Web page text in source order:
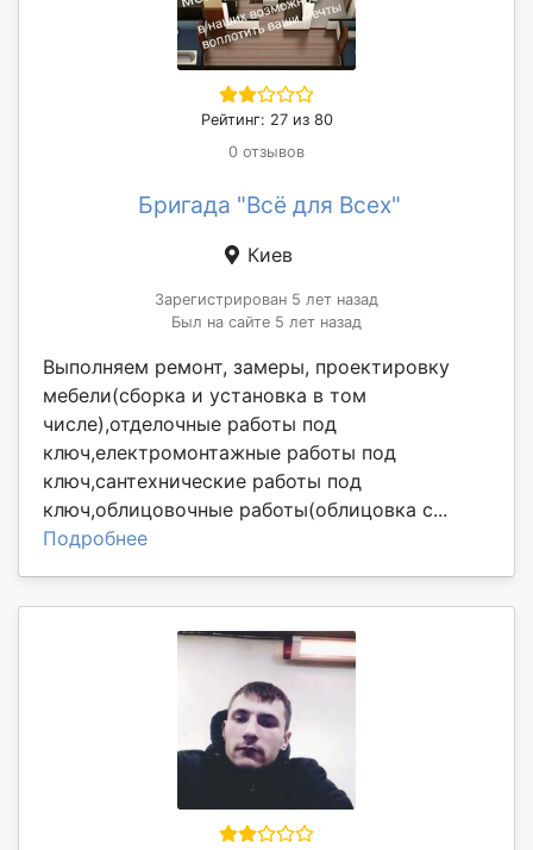
Рейтинг: 27 из 80
0 отзывов
Бригада "Всё для Всех"
Киев
Зарегистрирован 5 лет назад
Был на сайте 5 лет назад
Выполняем ремонт, замеры, проектировку
мебели(сборка и установка в том
числе),отделочные работы под
ключ,електромонтажные работы под
ключ,сантехнические работы под
ключ,облицовочные работы(облицовка с...
Подробнее